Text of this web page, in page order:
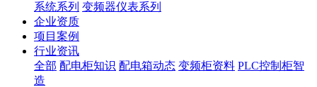
系统系列 变频器仪表系列
企业资质
项目案例
行业资讯
全部 配电柜知识 配电箱动态 变频柜资料 PLC控制柜智
造